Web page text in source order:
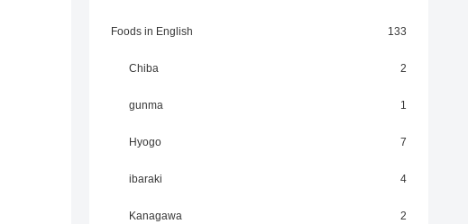
Foods in English 133
Chiba 2
gunma 1
Hyogo 7
ibaraki 4
Kanagawa 2